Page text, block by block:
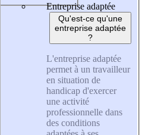
Entreprise adaptée
Qu'est-ce qu'une
entreprise adaptée
?
L'entreprise adaptée
permet à un travailleur
en situation de
handicap d'exercer
une activité
professionnelle dans
des conditions